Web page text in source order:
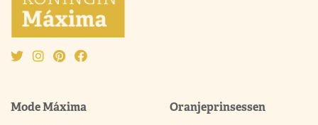
Mode Máxima Oranjeprinsessen